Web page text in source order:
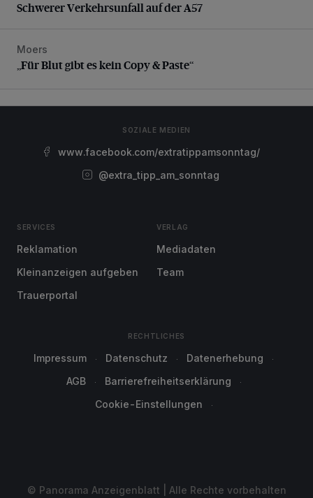
Schwerer Verkehrsunfall auf der A57
„Für Blut gibt es kein Copy & Paste“
Moers
„Für Blut gibt es kein Copy & Paste“
SOZIALE MEDIEN
www.facebook.com/extratippamsonntag/
@extra_tipp_am_sonntag
SERVICES
Reklamation
Kleinanzeigen aufgeben
Trauerportal
VERLAG
Mediadaten
Team
RECHTLICHES
Impressum Datenschutz
Datenerhebung
AGB
Barrierefreiheitserklärung
Cookie-Einstellungen
© Panorama Anzeigenblatt | Alle Rechte vorbehalten